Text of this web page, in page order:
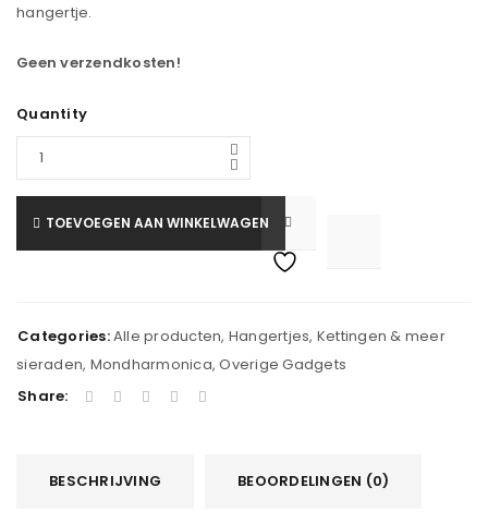
hangertje.
Geen verzendkosten!
Quantity
TOEVOEGEN AAN WINKELWAGEN
Categories:Alle producten, Hangertjes, Kettingen & meer
sieraden, Mondharmonica,Overige Gadgets
Share:
BESCHRIJVING BEOORDELINGEN (0)